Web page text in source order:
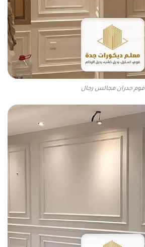
فوم جدران مجالس رجال